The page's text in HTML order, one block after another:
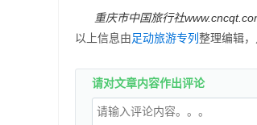
重庆市中国旅行社
以上信息由足动旅游专列 整理编辑
请对文章内容作出评论